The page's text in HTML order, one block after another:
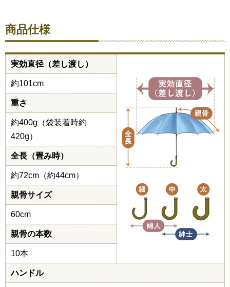
商品仕様
実効直径（差し渡し）
約101cm
重さ
約400g（袋装着時約
420g）
全長（畳み時）
約72cm（約44cm）
親骨サイズ
60cm
親骨の本数
10本
ハンドル